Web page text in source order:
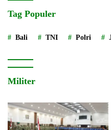
Tag Populer
Bali TNI Polri
Militer